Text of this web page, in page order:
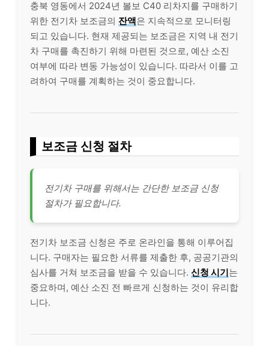
충북 영동에서 2024년 볼보 C40 리차지를 구매하기
위한 전기차 보조금의 잔액은 지속적으로 모니터링
되고 있습니다. 현재 제공되는 보조금은 지역 내 전기
차 구매를 촉진하기 위해 마련된 것으로, 예산 소진
여부에 따라 변동 가능성이 있습니다. 따라서 이를 고
려하여 구매를 계획하는 것이 중요합니다.
보조금 신청 절차
전기차 구매를 위해서는 간단한 보조금 신청
절차가 필요합니다.
전기차 보조금 신청은 주로 온라인을 통해 이루어집
니다. 구매자는 필요한 서류를 제출한 후, 공공기관의
심사를 거쳐 보조금을 받을 수 있습니다. 신청 시기는
중요하며, 예산 소진 전 빠르게 신청하는 것이 유리합
니다.